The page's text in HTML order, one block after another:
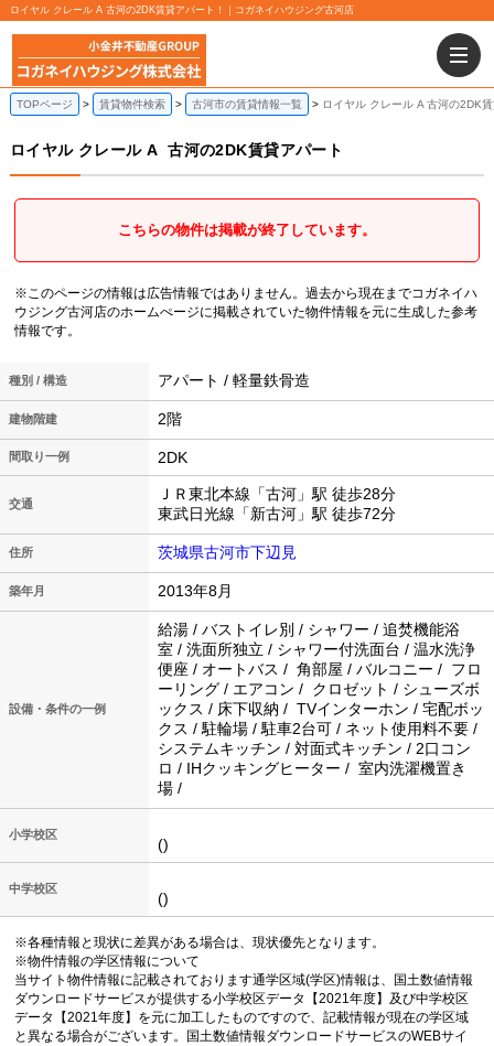
ロイヤル クレール A 古河の2DK賃貸アパート！｜コガネイハウジング古河店
TOPページ 賃貸物件検索 古河市の賃貸情報一覧 ロイヤル クレール A 古河の2DK
ロイヤル クレール A 古河の2DK賃貸アパート
こちらの物件は掲載が終了しています。
※このページの情報は広告情報ではありません。過去から現在までコガネイハ
ウジング古河店のホームぺージに掲載されていた物件情報を元に生成した参考
情報です。
種別 / 構造 アパート / 軽量鉄骨造
建物階建 2階
間取り一例 2DK
交通
ＪＲ東北本線「古河」駅 徒歩28分
東武日光線「新古河」駅 徒歩72分
住所 茨城県古河市下辺見
築年月 2013年8月
設備・条件の一例
給湯 / バストイレ別 / シャワー / 追焚機能浴
室 / 洗面所独立 / シャワー付洗面台 / 温水洗浄
便座 / オートバス / 角部屋 / バルコニー / フロ
ーリング / エアコン / クロゼット / シューズボ
ックス / 床下収納 / TVインターホン / 宅配ボッ
クス / 駐輪場 / 駐車2台可 / ネット使用料不要 /
システムキッチン / 対面式キッチン / 2口コン
ロ / IHクッキングヒーター / 室内洗濯機置き
場 /
小学校区
()
中学校区
()
※各種情報と現状に差異がある場合は、現状優先となります。
※物件情報の学区情報について
当サイト物件情報に記載されております通学区域(学区)情報は、国土数値情報
ダウンロードサービスが提供する小学校区データ【2021年度】及び中学校区
データ【2021年度】を元に加工したものですので、記載情報が現在の学区域
と異なる場合がございます。国土数値情報ダウンロードサービスのWEBサイ